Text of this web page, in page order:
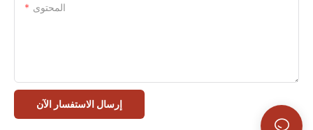
المحتوى
إرسال الاستفسار الآن